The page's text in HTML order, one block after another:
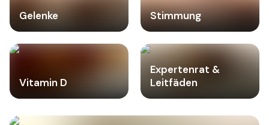
Gelenke Stimmung
Vitamin D
Expertenrat &
Leitfäden